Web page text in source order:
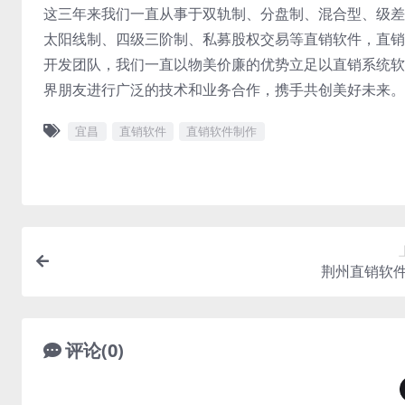
这三年来我们一直从事于双轨制、分盘制、混合型、级
太阳线制、四级三阶制、私募股权交易等直销软件，直
开发团队，我们一直以物美价廉的优势立足以直销系统
界朋友进行广泛的技术和业务合作，携手共创美好未来。
宜昌 直销软件 直销软件制作
荆州直销软
评论(0)